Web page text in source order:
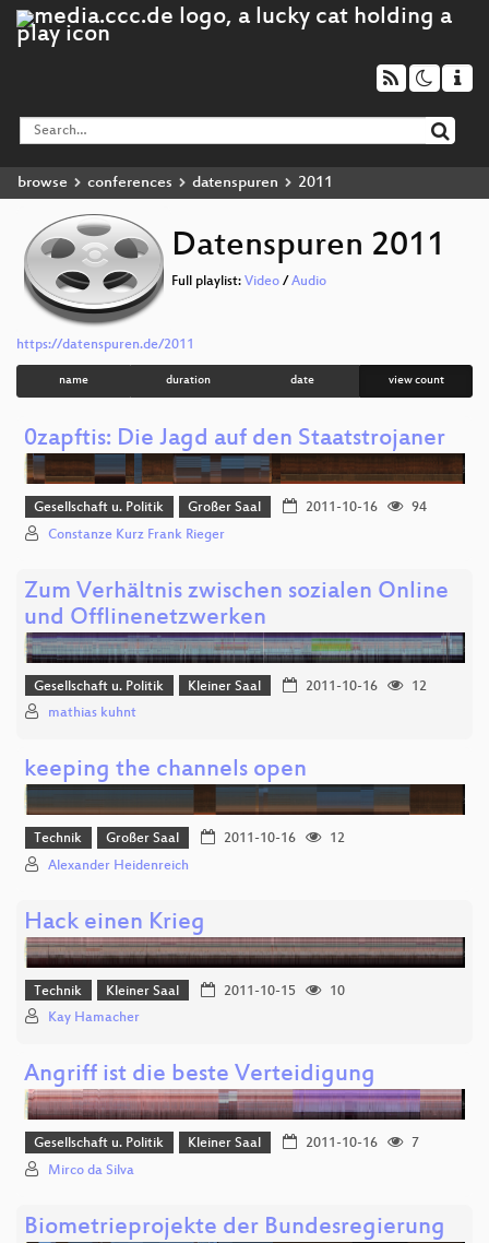
browse conferences datenspuren 2011
Datenspuren 2011
Full playlist: Video / Audio
https://datenspuren.de/2011
name duration date view count
0zapftis: Die Jagd auf den Staatstrojaner
Gesellschaft u. Politik Großer Saal 2011-10-16
94
Constanze Kurz Frank Rieger
Zum Verhältnis zwischen sozialen Online
und Offlinenetzwerken
Gesellschaft u. Politik Kleiner Saal 2011-10-16
12
mathias kuhnt
keeping the channels open
Technik Großer Saal 2011-10-16
12
Alexander Heidenreich
Hack einen Krieg
Technik Kleiner Saal 2011-10-15
10
Kay Hamacher
Angriff ist die beste Verteidigung
Gesellschaft u. Politik Kleiner Saal 2011-10-16
7
Mirco da Silva
Biometrieprojekte der Bundesregierung